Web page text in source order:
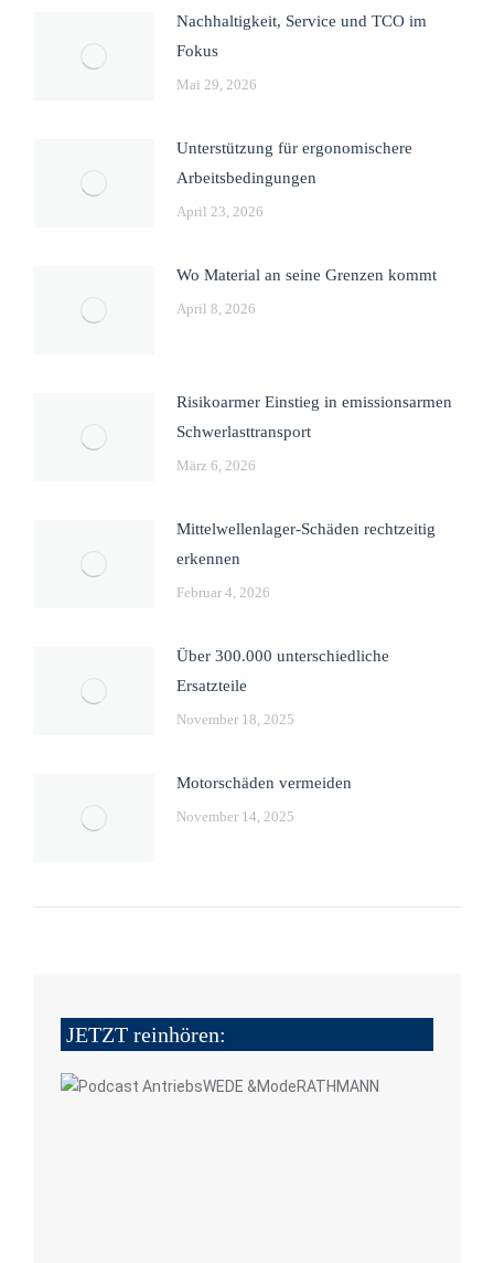
Nachhaltigkeit, Service und TCO im
Fokus
Mai 29, 2026
Unterstützung für ergonomischere
Arbeitsbedingungen
April 23, 2026
Wo Material an seine Grenzen kommt
April 8, 2026
Risikoarmer Einstieg in emissionsarmen
Schwerlasttransport
März 6, 2026
Mittelwellenlager-Schäden rechtzeitig
erkennen
Februar 4, 2026
Über 300.000 unterschiedliche
Ersatzteile
November 18, 2025
Motorschäden vermeiden
November 14, 2025
JETZT reinhören: